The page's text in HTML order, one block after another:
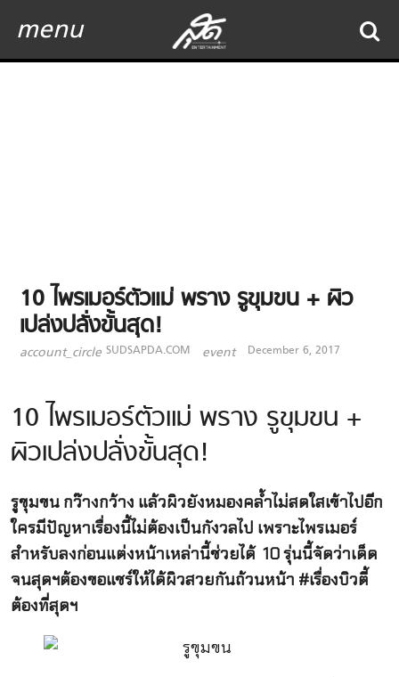
menu
10 ไพรเมอร์ตัวแม่ พราง รูขุมขน + ผิว
เปล่งปลั่งขั้นสุด!
account_circle SUDSAPDA.COM event December 6, 2017
10 ไพรเมอร์ตัวแม่ พราง รูขุมขน +
ผิวเปล่งปลั่งขั้นสุด!
รูขุมขน กว๊างกว้าง แล้วผิวยังหมองคล้ำไม่สดใสเข้าไปอีก
ใครมีปัญหาเรื่องนี้ไม่ต้องเป็นกังวลไป เพราะไพรเมอร์
สำหรับลงก่อนแต่งหน้าเหล่านี้ช่วยได้ 10 รุ่นนี้จัดว่าเด็ด
จนสุดฯต้องขอแชร์ให้ได้ผิวสวยกันถ้วนหน้า #เรื่องบิวตี้
ต้องที่สุดฯ